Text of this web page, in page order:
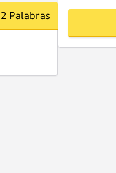
2 Palabras